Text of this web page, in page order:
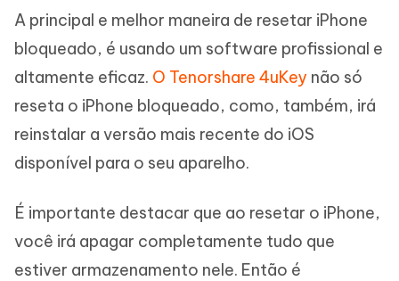
A principal e melhor maneira de resetar iPhone
bloqueado, é usando um software profissional e
altamente eficaz. O Tenorshare 4uKey não só
reseta o iPhone bloqueado, como, também, irá
reinstalar a versão mais recente do iOS
disponível para o seu aparelho.
É importante destacar que ao resetar o iPhone,
você irá apagar completamente tudo que
estiver armazenamento nele. Então é